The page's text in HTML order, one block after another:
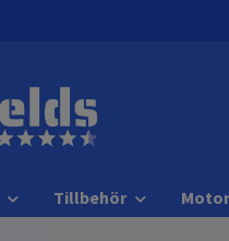
Tillbehör